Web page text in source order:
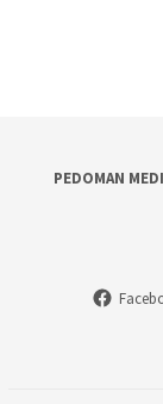
PEDOMAN